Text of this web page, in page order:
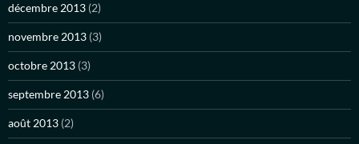
décembre 2013 (2)
novembre 2013 (3)
octobre 2013 (3)
septembre 2013 (6)
août 2013 (2)